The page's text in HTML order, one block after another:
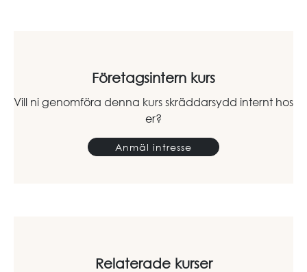
Företagsintern kurs
Vill ni genomföra denna kurs skräddarsydd internt hos
er?
Anmäl intresse
Relaterade kurser